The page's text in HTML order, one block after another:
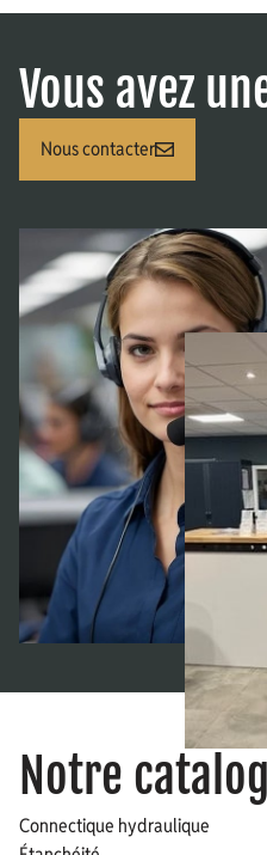
Vous avez
Nous contacter
Notre
Connectique hydraulique